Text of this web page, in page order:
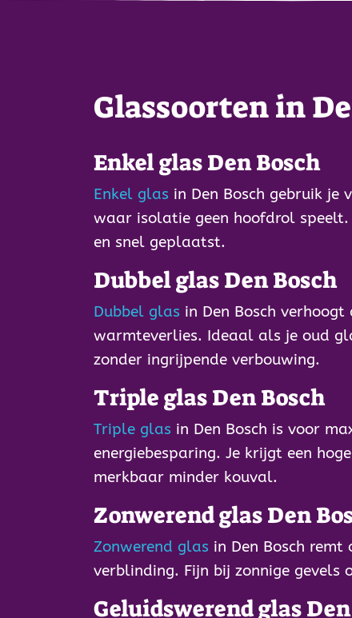
Glassoorten in
Enkel glas Den Bosch
Enkel glas in Den Bosch gebruik je
waar isolatie geen hoofdrol
en snel geplaatst.
Dubbel glas Den Bosch
Dubbel glas in Den Bosch
warmteverlies. Ideaal als je oud
zonder ingrijpende verbouwing.
Triple glas Den Bosch
Triple glas in Den Bosch is voor
energiebesparing. Je krijgt een
merkbaar minder kouval.
Zonwerend glas Den
Zonwerend glas in Den Bosch remt
verblinding. Fijn bij zonnige gevels
Geluidswerend glas